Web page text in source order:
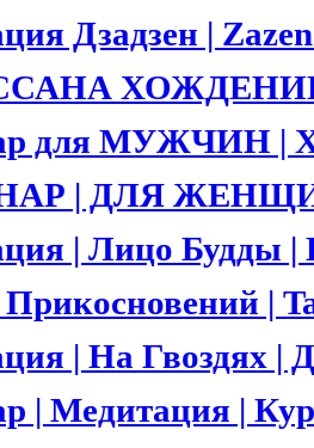
Дзадзен |
ХОЖДЕНИЕ
для МУЖЧИН |
| ДЛЯ
| Лицо Будды |
|
| На Гвоздях |
| Медитация |